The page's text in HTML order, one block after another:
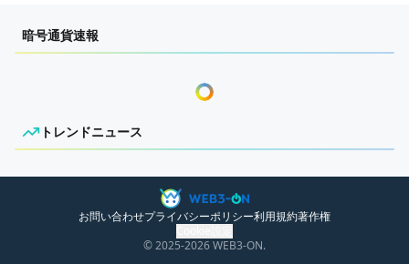
インタビュー/GAME
トレンドニュース
センチメンタルな岩狸
暗号通貨速報
トレンドニュース
ニュースがありません。
お問い合わせプライバシーポリシー利用規約著作権
© 2025-2026WEB3-ON.